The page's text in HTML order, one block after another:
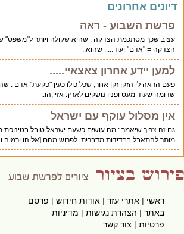
אחרונים
פרשת השבוע - ראה
עצוב שכך מסתכמת הצדקה : שהיא שקולה ויותר ל"משפט"
הצדקה = "אדם" ועוד... . שהוא..
למען יידע אחרון צאצאיי.....
פעם הראה לי הזקן זקן אחר, שכל כולו כעין "פקעת" אדם . שהוא
שדומה שעוד מעט ופניו נושקים לארץ. אזיי,הו..
אין מסלול עוקף עם ישראל
גם זה צריך שיאמר : מה עושים כשעם ישראל טובל בטינופת
מותר להתאבל בבדידות מדברית. לפרוש מהם [אליהו ירמיה ו..
ראשי|אתרי עזר|אודות חידוש|פרסם
באתר|הצהרת נגישות|מדיניות
פרטיות|צור קשר